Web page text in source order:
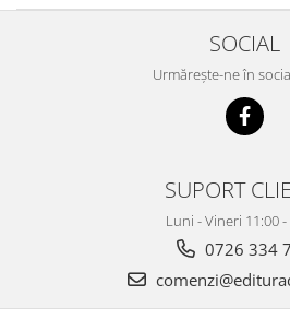
SOCIAL
Urmărește-ne în
SUPORT
Luni - Vineri 11:00 -
0726 334